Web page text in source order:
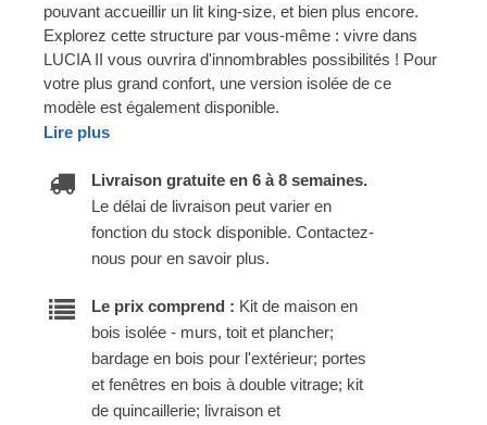
pouvant accueillir un lit king-size, et bien plus encore.
Explorez cette structure par vous-même : vivre dans
LUCIA II vous ouvrira d'innombrables possibilités ! Pour
votre plus grand confort, une version isolée de ce
modèle est également disponible.
Lire plus
Livraison gratuite en 6 à 8 semaines.
Le délai de livraison peut varier en
fonction du stock disponible. Contactez-
nous pour en savoir plus.
Le prix comprend : Kit de maison en
bois isolée - murs, toit et plancher;
bardage en bois pour l'extérieur; portes
et fenêtres en bois à double vitrage; kit
de quincaillerie; livraison et